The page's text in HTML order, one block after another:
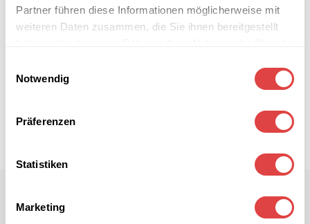
Partner führen diese Informationen möglicherweise mit
weiteren Daten zusammen, die Sie ihnen bereitgestellt
Notwendig
Präferenzen
Statistiken
Marketing